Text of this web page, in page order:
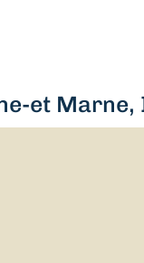
et Marne,